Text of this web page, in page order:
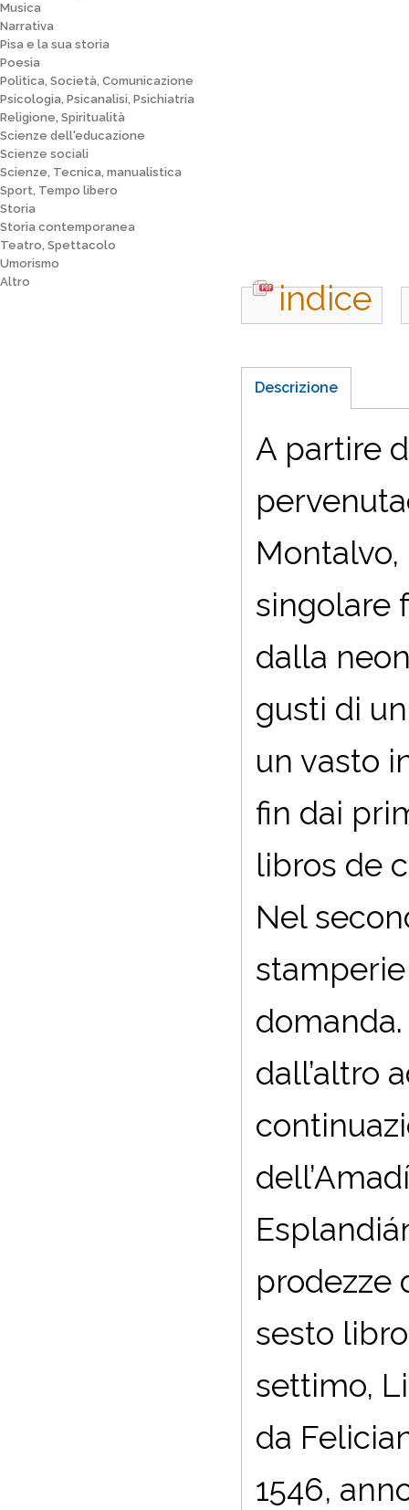
Musica
Narrativa
Pisa e la sua storia
Poesia
Politica, Società, Comunicazione
Psicologia, Psicanalisi, Psichiatria
Religione, Spiritualità
Scienze dell'educazione
Scienze sociali
Scienze, Tecnica, manualistica
Sport, Tempo libero
Storia
Storia contemporanea
Teatro, Spettacolo
Umorismo
Altro
indice
Descrizione
A partire
singolare
dalla
gusti di
un vasto
fin dai
libros de
Nel
dall’altro
prodezze
sesto
settimo,
da
1546,